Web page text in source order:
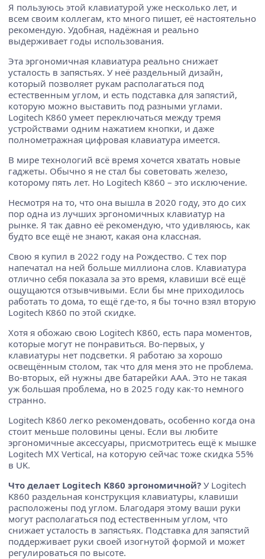
Я пользуюсь этой клавиатурой уже несколько лет, и
всем своим коллегам, кто много пишет, её настоятельно
рекомендую. Удобная, надёжная и реально
выдерживает годы использования.
Эта эргономичная клавиатура реально снижает
усталость в запястьях. У неё раздельный дизайн,
который позволяет рукам располагаться под
естественным углом, и есть подставка для запястий,
которую можно выставить под разными углами.
Logitech K860 умеет переключаться между тремя
устройствами одним нажатием кнопки, и даже
полнометражная цифровая клавиатура имеется.
В мире технологий всё время хочется хватать новые
гаджеты. Обычно я не стал бы советовать железо,
которому пять лет. Но Logitech K860 – это исключение.
Несмотря на то, что она вышла в 2020 году, это до сих
пор одна из лучших эргономичных клавиатур на
рынке. Я так давно её рекомендую, что удивляюсь, как
будто все ещё не знают, какая она классная.
Свою я купил в 2022 году на Рождество. С тех пор
напечатал на ней больше миллиона слов. Клавиатура
отлично себя показала за это время, клавиши всё ещё
ощущаются отзывчивыми. Если бы мне приходилось
работать то дома, то ещё где-то, я бы точно взял вторую
Logitech K860 по этой скидке.
Хотя я обожаю свою Logitech K860, есть пара моментов,
которые могут не понравиться. Во-первых, у
клавиатуры нет подсветки. Я работаю за хорошо
освещённым столом, так что для меня это не проблема.
Во-вторых, ей нужны две батарейки ААА. Это не такая
уж большая проблема, но в 2025 году как-то немного
странно.
Logitech K860 легко рекомендовать, особенно когда она
стоит меньше половины цены. Если вы любите
эргономичные аксессуары, присмотритесь ещё к мышке
Logitech MX Vertical, на которую сейчас тоже скидка 55%
в UK.
Что делает Logitech K860 эргономичной? У Logitech
K860 раздельная конструкция клавиатуры, клавиши
расположены под углом. Благодаря этому ваши руки
могут располагаться под естественным углом, что
снижает усталость в запястьях. Подставка для запястий
поддерживает руки своей изогнутой формой и может
регулироваться по высоте.